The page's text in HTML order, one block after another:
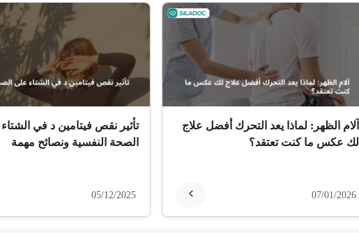
آلام الظهر: لماذا يعد التحرك أفضل علاج
لك عكس ما كنت تعتقد؟
07/01/2026
تأثير نقص فيتامين د في
الصحة النفسية ونصائح مهمة
05/12/2025